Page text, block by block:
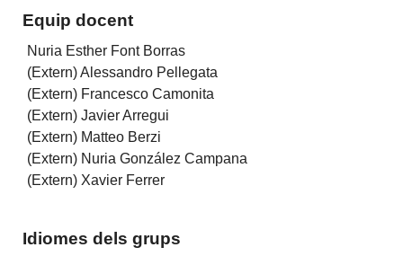
Equip docent
Nuria Esther Font Borras
(Extern) Alessandro Pellegata
(Extern) Francesco Camonita
(Extern) Javier Arregui
(Extern) Matteo Berzi
(Extern) Nuria González Campana
(Extern) Xavier Ferrer
Idiomes dels grups